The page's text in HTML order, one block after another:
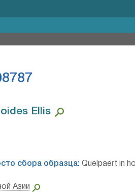
Ellis⁣
сбора образца: Quelpaert in
Азии